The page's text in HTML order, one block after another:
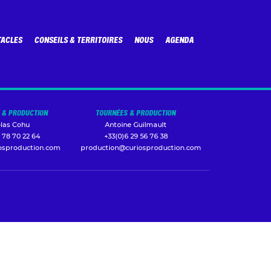
CONSEILS & TERRITOIRES NOUS AGENDA
& PRODUCTION
Cohu
78 70 22 64
TOURNÉES & PRODUCTION
Antoine Guilmault
+33(0)6 29 56 76 38
production@curiosproduction.com